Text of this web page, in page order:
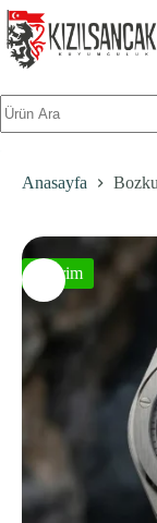
İçeriğe
geç
Sonuç
yok
Anasayfa
İndirim